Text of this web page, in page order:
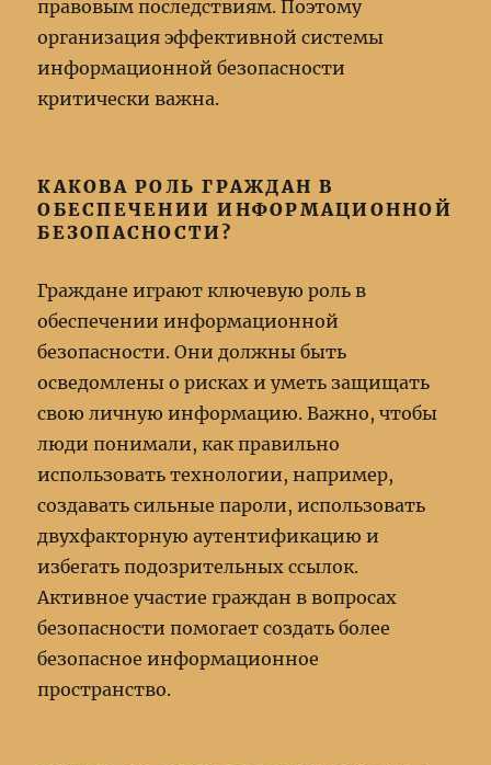
правовым последствиям. Поэтому
организация эффективной системы
информационной безопасности
критически важна.
КАКОВА РОЛЬ ГРАЖДАН В
ОБЕСПЕЧЕНИИ ИНФОРМАЦИОННОЙ
БЕЗОПАСНОСТИ?
Граждане играют ключевую роль в
обеспечении информационной
безопасности. Они должны быть
осведомлены о рисках и уметь защищать
свою личную информацию. Важно, чтобы
люди понимали, как правильно
использовать технологии, например,
создавать сильные пароли, использовать
двухфакторную аутентификацию и
избегать подозрительных ссылок.
Активное участие граждан в вопросах
безопасности помогает создать более
безопасное информационное
пространство.